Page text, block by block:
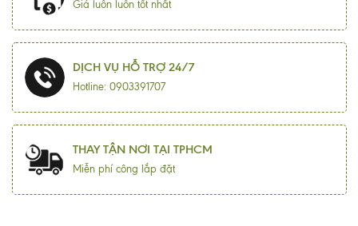
Giá luôn luôn tốt nhất
DỊCH VỤ HỖ TRỢ 24/7
Hotline: 0903391707
THAY TẬN NƠI TẠI TPHCM
Miễn phí công lắp đặt